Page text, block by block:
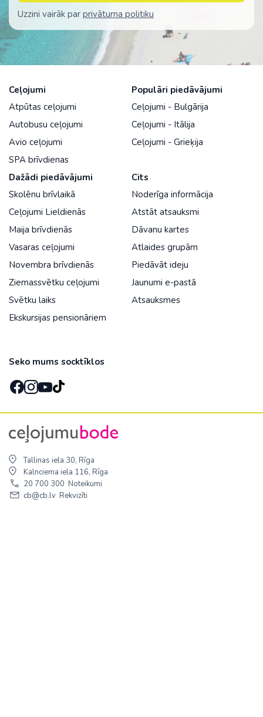
Uzzini vairāk par privātuma politiku
Ceļojumi
Atpūtas ceļojumi
Autobusu ceļojumi
Avio ceļojumi
SPA brīvdienas
Populāri piedāvājumi
Ceļojumi - Bulgārija
Ceļojumi - Itālija
Ceļojumi - Grieķija
Dažādi piedāvājumi
Skolēnu brīvlaikā
Ceļojumi Lieldienās
Maija brīvdienās
Vasaras ceļojumi
Novembra brīvdienās
Ziemassvētku ceļojumi
Svētku laiks
Ekskursijas pensionāriem
Cits
Noderīga informācija
Atstāt atsauksmi
Dāvanu kartes
Atlaides grupām
Piedāvāt ideju
Jaunumi e-pastā
Atsauksmes
Seko mums socktīklos
Tallinas iela 30, Rīga
Kalnciema iela 116, Rīga
20 700 300 Noteikumi
cb@cb.lv Rekvizīti